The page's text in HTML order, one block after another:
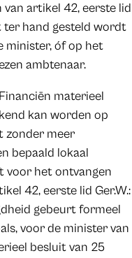
artikel 42, eerste lid
ter hand gesteld wordt
minister, óf op het
ambtenaar.
materieel
kan worden op
zonder meer
bepaald lokaal
voor het ontvangen
42, eerste lid Ger.W.:
gebeurt formeel
voor de minister van
besluit van 25